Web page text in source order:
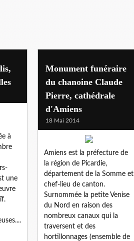
à
une
Monument funéraire
du chanoine Claude
Pierre, cathédrale
d'Amiens
18 Mai 2014
Amiens est la préfecture de
la région de Picardie,
département de la Somme et
chef-lieu de canton.
Surnommée la petite Venise
du Nord en raison des
nombreux canaux qui la
traversent et des
hortillonnages (ensemble de